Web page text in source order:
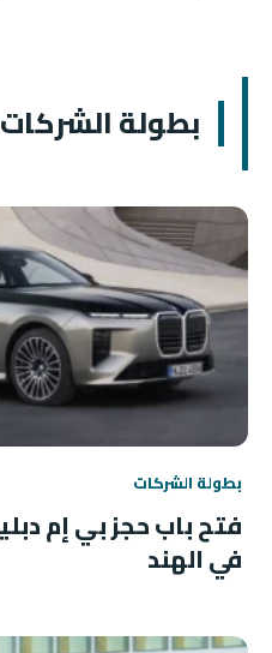
بطولة الشركات
بطولة الشركات
في الهند